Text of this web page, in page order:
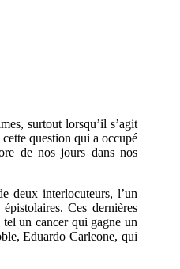
surtout lorsqu’il s’agit
question qui a occupé
de nos jours dans nos
deux interlocuteurs, l’un
Ces dernières
un cancer qui gagne un
Eduardo Carleone, qui